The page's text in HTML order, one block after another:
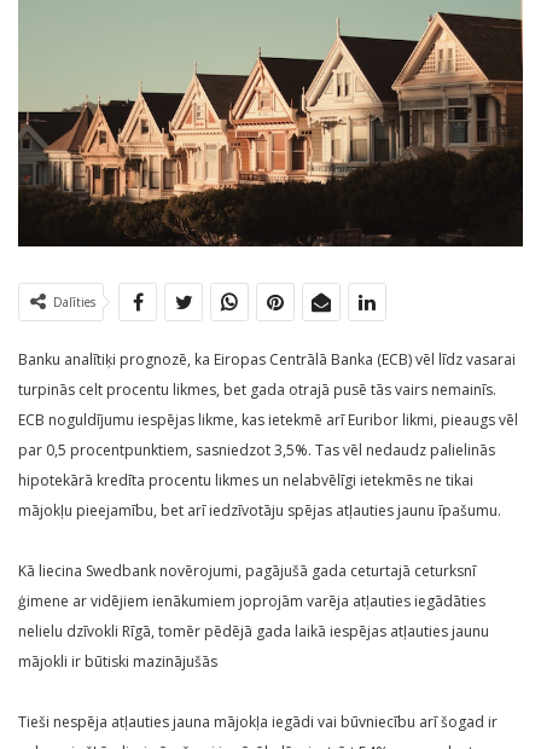
Dalīties
Banku analītiķi prognozē, ka Eiropas Centrālā Banka (ECB) vēl līdz vasarai
turpinās celt procentu likmes, bet gada otrajā pusē tās vairs nemainīs.
ECB noguldījumu iespējas likme, kas ietekmē arī Euribor likmi, pieaugs vēl
par 0,5 procentpunktiem, sasniedzot 3,5%. Tas vēl nedaudz palielinās
hipotekārā kredīta procentu likmes un nelabvēlīgi ietekmēs ne tikai
mājokļu pieejamību, bet arī iedzīvotāju spējas atļauties jaunu īpašumu.
Kā liecina Swedbank novērojumi, pagājušā gada ceturtajā ceturksnī
ģimene ar vidējiem ienākumiem joprojām varēja atļauties iegādāties
nelielu dzīvokli Rīgā, tomēr pēdējā gada laikā iespējas atļauties jaunu
mājokli ir būtiski mazinājušās
Tieši nespēja atļauties jauna mājokļa iegādi vai būvniecību arī šogad ir